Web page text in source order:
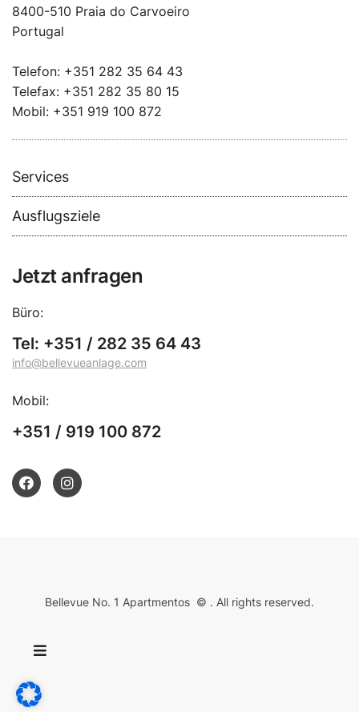
8400-510 Praia do Carvoeiro
Portugal
Telefon: +351 282 35 64 43
Telefax: +351 282 35 80 15
Mobil: +351 919 100 872
Services
Ausflugsziele
Jetzt anfragen
Büro:
Tel: +351 / 282 35 64 43
info@bellevueanlage.com
Mobil:
+351 / 919 100 872
Bellevue No. 1 Apartmentos © . All rights reserved.